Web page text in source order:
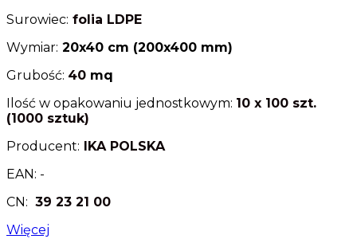
Surowiec: folia LDPE
Wymiar: 20x40 cm (200x400 mm)
Grubość: 40 mq
Ilość w opakowaniu jednostkowym: 10 x 100 szt.
(1000 sztuk)
Producent: IKA POLSKA
EAN: -
CN: 39 23 21 00
Więcej